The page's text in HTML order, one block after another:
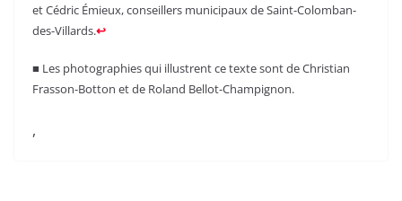
et Cédric Émieux, conseillers municipaux de Saint-Colomban-
des-Villards.↩︎
■ Les photographies qui illustrent ce texte sont de Christian
Frasson-Botton et de Roland Bellot-Champignon.
,